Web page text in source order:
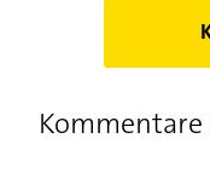
Kommentare